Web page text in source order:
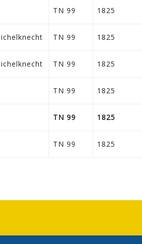
TN 99 1825
TN 99 1825
TN 99 1825
TN 99 1825
TN 99 1825
TN 99 1825